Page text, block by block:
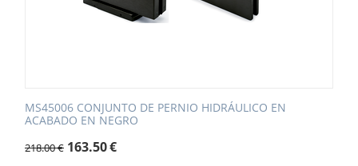
MS45006 CONJUNTO DE PERNIO HIDRÁULICO EN
ACABADO EN NEGRO
218.00€ 163.50€